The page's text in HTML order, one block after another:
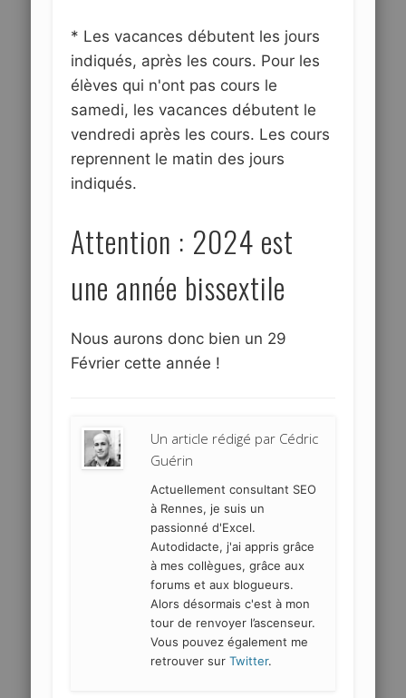
* Les vacances débutent les jours
indiqués, après les cours. Pour les
élèves qui n'ont pas cours le
samedi, les vacances débutent le
vendredi après les cours. Les cours
reprennent le matin des jours
indiqués.
Attention : 2024 est
une année bissextile
Nous aurons donc bien un 29
Février cette année !
Un article rédigé par Cédric
Guérin
Actuellement consultant SEO
à Rennes, je suis un
passionné d'Excel.
Autodidacte, j'ai appris grâce
à mes collègues, grâce aux
forums et aux blogueurs.
Alors désormais c'est à mon
tour de renvoyer l’ascenseur.
Vous pouvez également me
retrouver surTwitter.